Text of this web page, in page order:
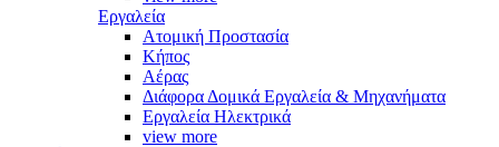
Εργαλεία
Aτομική Προστασία
Kήπος
Αέρας
Διάφορα Δομικά Εργαλεία & Μηχανήματα
Εργαλεία Ηλεκτρικά
view more